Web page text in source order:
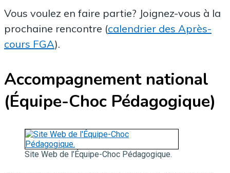
Vous voulez en faire partie? Joignez-vous à la
prochaine rencontre (calendrier des Après-
cours FGA).
Accompagnement national
(Équipe-Choc Pédagogique)
Site Web de l’Équipe-Choc Pédagogique.